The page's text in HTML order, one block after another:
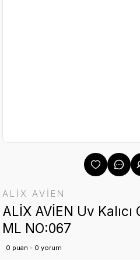
ALİX AVİEN
ALİX AVİEN Uv
ML NO:067
0 puan - 0 yorum